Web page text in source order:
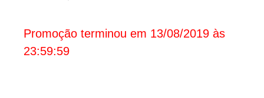
Promoção terminou em 13/08/2019 às
23:59:59